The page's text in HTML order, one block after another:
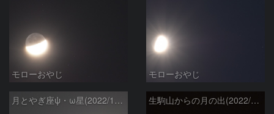
モローおやじ モローおやじ
月とやぎ座ψ・ω星(2022/11/28) 生駒山からの月の出(2022/11/16)